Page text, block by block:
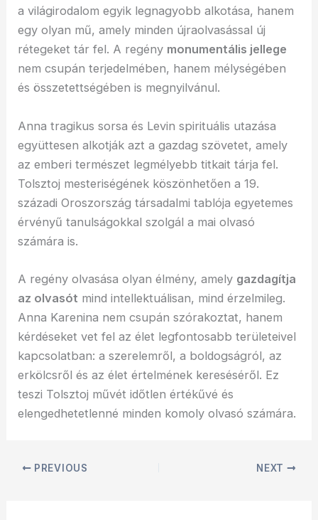
a világirodalom egyik legnagyobb alkotása, hanem
egy olyan mű, amely minden újraolvasással új
rétegeket tár fel. A regény monumentális jellege
nem csupán terjedelmében, hanem mélységében
és összetettségében is megnyilvánul.
Anna tragikus sorsa és Levin spirituális utazása
együttesen alkotják azt a gazdag szövetet, amely
az emberi természet legmélyebb titkait tárja fel.
Tolsztoj mesteriségének köszönhetően a 19.
századi Oroszország társadalmi tablója egyetemes
érvényű tanulságokkal szolgál a mai olvasó
számára is.
A regény olvasása olyan élmény, amely gazdagítja
az olvasót mind intellektuálisan, mind érzelmileg.
Anna Karenina nem csupán szórakoztat, hanem
kérdéseket vet fel az élet legfontosabb területeivel
kapcsolatban: a szerelemről, a boldogságról, az
erkölcsről és az élet értelmének kereséséről. Ez
teszi Tolsztoj művét időtlen értékűvé és
elengedhetetlenné minden komoly olvasó számára.
PREVIOUS NEXT